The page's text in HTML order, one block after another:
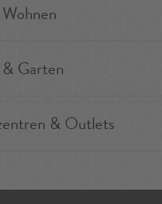
Garten
& Outlets